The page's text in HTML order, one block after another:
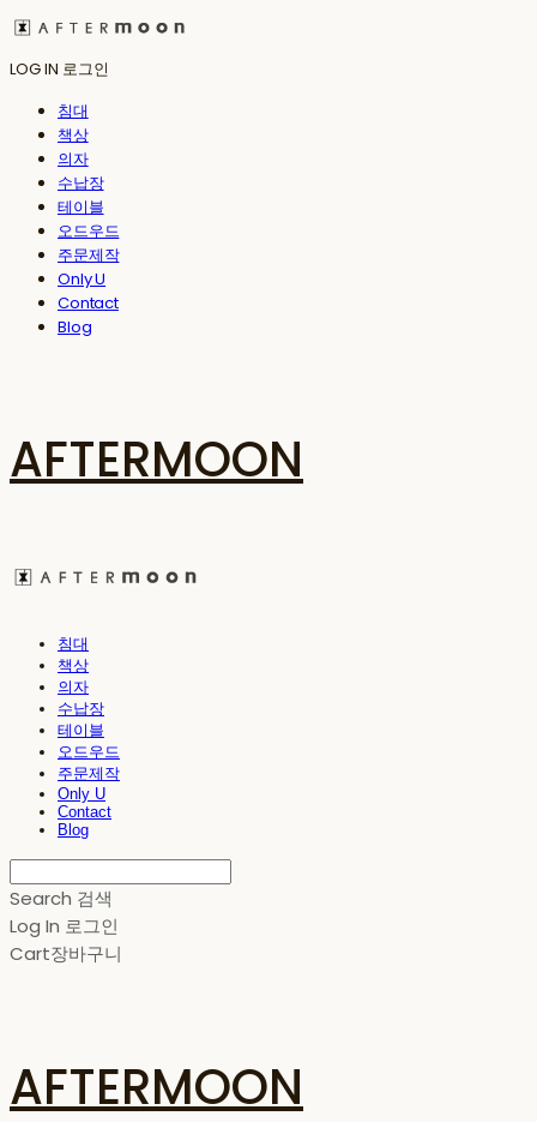
LOG IN 로그인
침대
책상
의자
수납장
테이블
오드우드
주문제작
Only U
Contact
Blog
AFTERMOON
침대
책상
의자
수납장
테이블
오드우드
주문제작
Only U
Contact
Blog
Search 검색
Log In 로그인
Cart장바구니
AFTERMOON